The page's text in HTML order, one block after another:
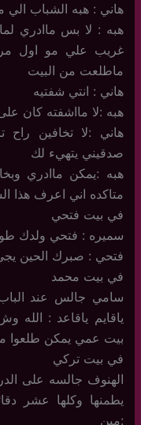
هاني : هبه الشباب
هبه : لا بس ماادري
غريب علي مو اول
ماطلعت من البيت
هاني : انتي شفتيه
هبه :لا مااشفته كان
هاني :لا تخافين
صدقيني يتهيء لك
هبه :يمكن ماادري
متاكده اني اعرف هذا
في بيت فتحي
سميره : فتحي ولدك
فتحي : صبرك الحين
في بيت محمد
سامي جالس عند
ياقايم ياقاعد : الله
بيت عمي يمكن طلعوا
في بيت تركي
الهنوف جالسه على
يطمنها وكلها عشر
:مين